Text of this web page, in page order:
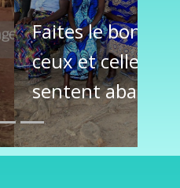
Aidez
qui se